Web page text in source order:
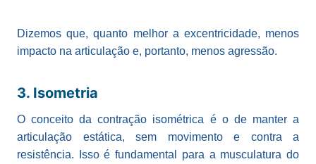
Dizemos que, quanto melhor a excentricidade, menos
impacto na articulação e, portanto, menos agressão.
3. Isometria
O conceito da contração isométrica é o de manter a
articulação estática, sem movimento e contra a
resistência. Isso é fundamental para a musculatura do